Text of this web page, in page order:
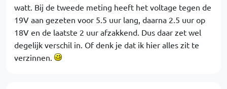
watt. Bij de tweede meting heeft het voltage tegen de
19V aan gezeten voor 5.5 uur lang, daarna 2.5 uur op
18V en de laatste 2 uur afzakkend. Dus daar zet wel
degelijk verschil in. Of denk je dat ik hier alles zit te
verzinnen.